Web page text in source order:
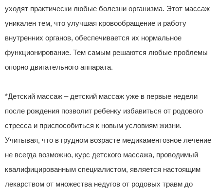
уходят практически любые болезни организма. Этот массаж
уникален тем, что улучшая кровообращение и работу
внутренних органов, обеспечивается их нормальное
функционирование. Тем самым решаются любые проблемы
опорно двигательного аппарата.
*Детский массаж – детский массаж уже в первые недели
после рождения позволит ребенку избавиться от родового
стресса и приспособиться к новым условиям жизни.
Учитывая, что в грудном возрасте медикаментозное лечение
не всегда возможно, курс детского массажа, проводимый
квалифицированным специалистом, является настоящим
лекарством от множества недугов от родовых травм до